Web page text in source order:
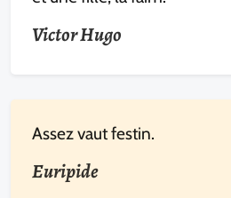
Victor Hugo
Assez vaut festin.
Euripide